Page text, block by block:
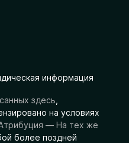
информация
здесь
на условиях
— На тех же
более поздней